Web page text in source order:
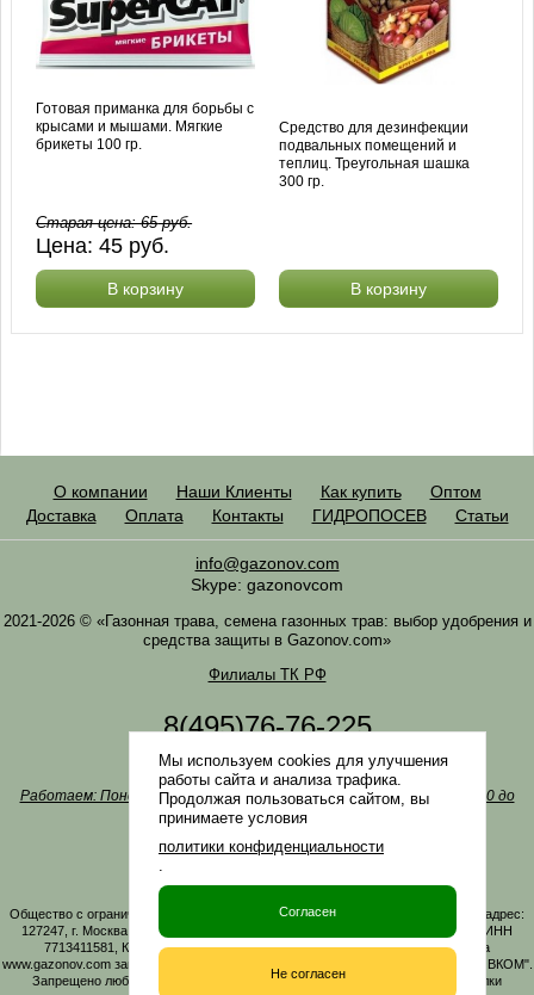
Готовая приманка для борьбы с
крысами и мышами. Мягкие
брикеты 100 гр.
Старая цена:65руб.
Цена:45 руб.
В корзину
Средство для дезинфекции
подвальных помещений и
теплиц. Треугольная шашка
300 гр.
В корзину
О компании Наши Клиенты Как купить
Оптом
Доставка
Оплата Контакты ГИДРОПОСЕВ Статьи
info@gazonov.com
Skype: gazonovcom
2021-2026 © «Газонная трава, семена газонных трав: выбор удобрения и
средства защиты в Gazonov.com»
Филиалы ТК РФ
8(495)76-76-225
8(985)76-76-335
Наша почтаinfo@gazonov.com
Работаем: Понедельник-четверг с 10:00 до 18:00, пятница - с 10:00 до
17:00
Наши награды и письма
Политика конфиденциальности
Заказать обратный звонок
Общество с ограниченной ответственностью «ГАЗОНОВКОМ» Юридический адрес:
127247, г. Москва, Дмитровское ш., д. 100, стр. 2, этаж 01, помещение 3106 ИНН
7713411581, КПП 771301001 ОГРН 1167746161219. Все материалы сайта
www.gazonov.com защищены авторским правом и принадлежат ООО "ГАЗОНОВКОМ".
Запрещено любое копирование материалов сайта без активной гиперссылки
Мы используем cookies для улучшения
работы сайта и анализа трафика.
Продолжая пользоваться сайтом, вы
принимаете условия
политики конфиденциальности
.
Согласен
Не согласен